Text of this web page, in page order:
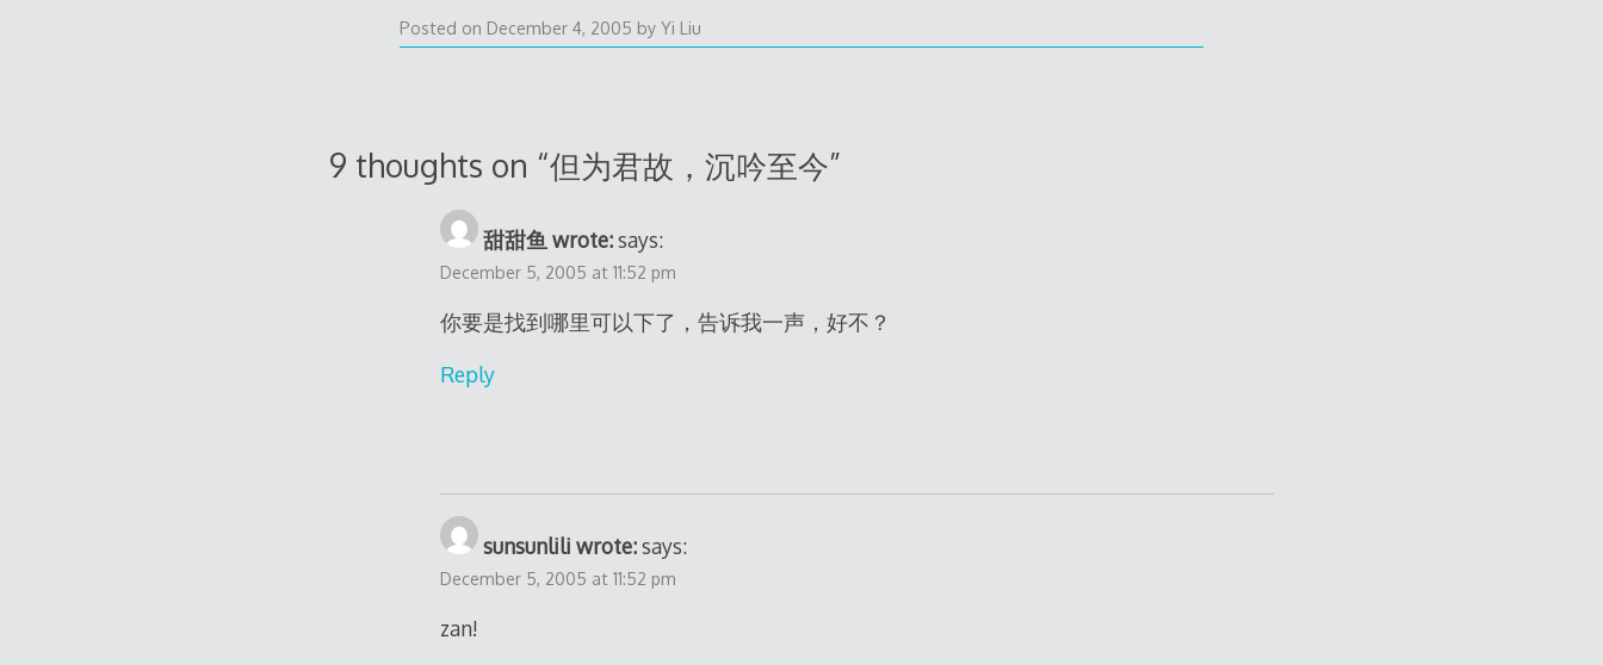
Posted on December 4, 2005 byYi Liu
9 thoughts on “但为君故，沉吟至今”
甜甜鱼 wrote:says:
December 5, 2005 at 11:52 pm
你要是找到哪里可以下了，告诉我一声，好不？
Reply
sunsunlili wrote:says:
December 5, 2005 at 11:52 pm
zan!